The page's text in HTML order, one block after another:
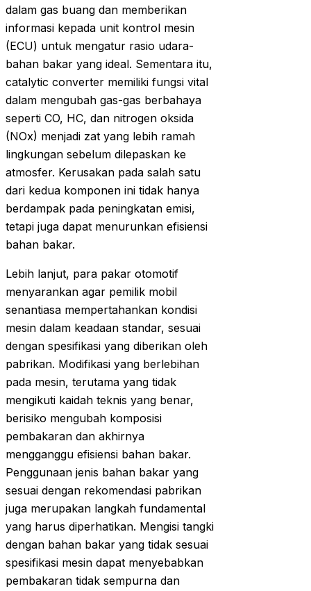
dalam gas buang dan memberikan
informasi kepada unit kontrol mesin
(ECU) untuk mengatur rasio udara-
bahan bakar yang ideal. Sementara itu,
catalytic converter memiliki fungsi vital
dalam mengubah gas-gas berbahaya
seperti CO, HC, dan nitrogen oksida
(NOx) menjadi zat yang lebih ramah
lingkungan sebelum dilepaskan ke
atmosfer. Kerusakan pada salah satu
dari kedua komponen ini tidak hanya
berdampak pada peningkatan emisi,
tetapi juga dapat menurunkan efisiensi
bahan bakar.
Lebih lanjut, para pakar otomotif
menyarankan agar pemilik mobil
senantiasa mempertahankan kondisi
mesin dalam keadaan standar, sesuai
dengan spesifikasi yang diberikan oleh
pabrikan. Modifikasi yang berlebihan
pada mesin, terutama yang tidak
mengikuti kaidah teknis yang benar,
berisiko mengubah komposisi
pembakaran dan akhirnya
mengganggu efisiensi bahan bakar.
Penggunaan jenis bahan bakar yang
sesuai dengan rekomendasi pabrikan
juga merupakan langkah fundamental
yang harus diperhatikan. Mengisi tangki
dengan bahan bakar yang tidak sesuai
spesifikasi mesin dapat menyebabkan
pembakaran tidak sempurna dan